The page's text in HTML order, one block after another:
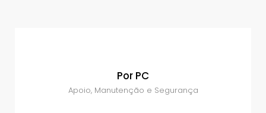
Por PC
Apoio, Manutenção e Segurança